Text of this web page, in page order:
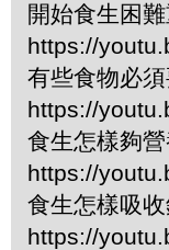
開始食生困
https://
有些食物必
https://
食生怎樣夠
https://
食生怎樣吸
https://